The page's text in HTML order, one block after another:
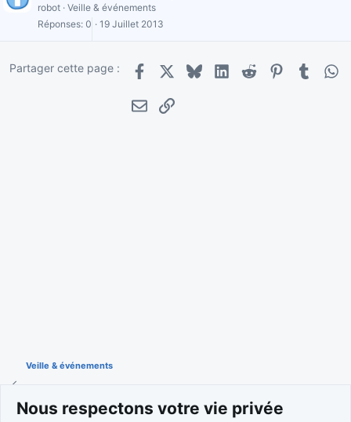
robot Veille & événements
Réponses 0 19 Juillet 2013
Partager cette page :
Facebook
X BlueskyLinkedInRedditPinterestTumblr
E-mailLien
Veille & événements
Nous respectons votre vie privée